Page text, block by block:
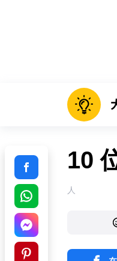
10
人